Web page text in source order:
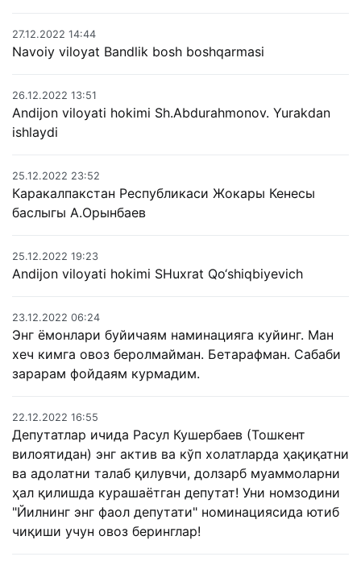
27.12.2022 14:44
Navoiy viloyat Bandlik bosh boshqarmasi
26.12.2022 13:51
Andijon viloyati hokimi Sh.Abdurahmonov. Yurakdan
ishlaydi
25.12.2022 23:52
Каракалпакстан Республикаси Жокары Кенесы
баслыгы А.Орынбаев
25.12.2022 19:23
Andijon viloyati hokimi SHuxrat Qo‘shiqbiyevich
23.12.2022 06:24
Энг ёмонлари буйичаям наминацияга куйинг. Ман
хеч кимга овоз беролмайман. Бетарафман. Сабаби
зарарам фойдаям курмадим.
22.12.2022 16:55
Депутатлар ичида Расул Кушербаев (Тошкент
вилоятидан) энг актив ва кўп холатларда ҳақиқатни
ва адолатни талаб қилувчи, долзарб муаммоларни
ҳал қилишда курашаётган депутат! Уни номзодини
"Йилнинг энг фаол депутати" номинациясида ютиб
чиқиши учун овоз беринглар!